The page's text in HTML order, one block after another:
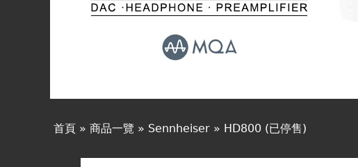
您
首頁 » 商品一覽 » Sennheiser » HD800 (已停售)